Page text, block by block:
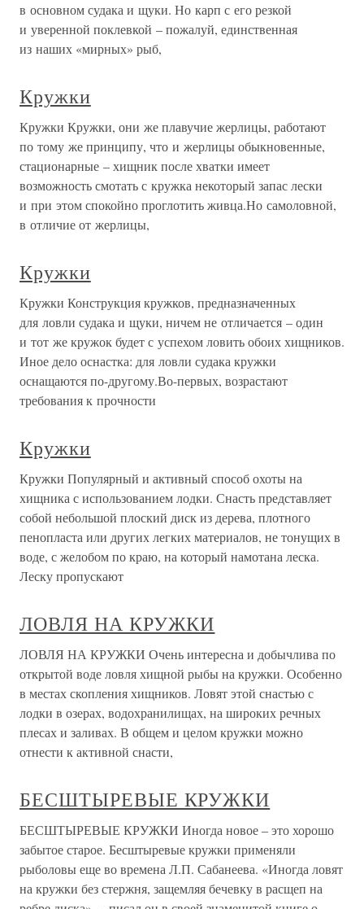
в основном судака и щуки. Но карп с его резкой
и уверенной поклевкой – пожалуй, единственная
из наших «мирных» рыб,
Кружки
Кружки Кружки, они же плавучие жерлицы, работают
по тому же принципу, что и жерлицы обыкновенные,
стационарные – хищник после хватки имеет
возможность смотать с кружка некоторый запас лески
и при этом спокойно проглотить живца.Но самоловной,
в отличие от жерлицы,
Кружки
Кружки Конструкция кружков, предназначенных
для ловли судака и щуки, ничем не отличается – один
и тот же кружок будет с успехом ловить обоих хищников.
Иное дело оснастка: для ловли судака кружки
оснащаются по-другому.Во-первых, возрастают
требования к прочности
Кружки
Кружки Популярный и активный способ охоты на
хищника с использованием лодки. Снасть представляет
собой небольшой плоский диск из дерева, плотного
пенопласта или других легких материалов, не тонущих в
воде, с желобом по краю, на который намотана леска.
Леску пропускают
ЛОВЛЯ НА КРУЖКИ
ЛОВЛЯ НА КРУЖКИ Очень интересна и добычлива по
открытой воде ловля хищной рыбы на кружки. Особенно
в местах скопления хищников. Ловят этой снастью с
лодки в озерах, водохранилищах, на широких речных
плесах и заливах. В общем и целом кружки можно
отнести к активной снасти,
БЕСШТЫРЕВЫЕ КРУЖКИ
БЕСШТЫРЕВЫЕ КРУЖКИ Иногда новое – это хорошо
забытое старое. Бесштыревые кружки применяли
рыболовы еще во времена Л.П. Сабанеева. «Иногда ловят
на кружки без стержня, защемляя бечевку в расщеп на